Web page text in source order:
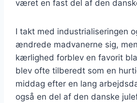
været en fast del af den
I takt med industrialiseringen
ændrede madvanerne sig,
kærlighed forblev en favorit
blev ofte tilberedt som en
middag efter en lang
også en del af den danske